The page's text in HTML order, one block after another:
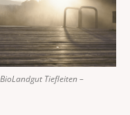
Tiefleiten –